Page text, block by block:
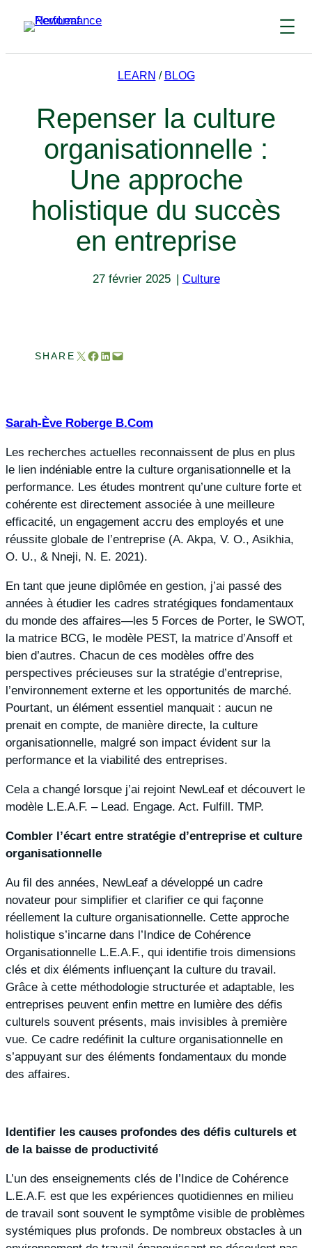
LEARN / BLOG
Repenser la culture
organisationnelle :
Une approche
holistique du succès
en entreprise
27 février 2025 Culture
SHARE Envoyer cette page par e-mailPartager sur Facebook
Partager sur LinkedIn
Envoyer cette page par e-mail
Sarah-Ève Roberge B.Com
Les recherches actuelles reconnaissent de plus en plus
le lien indéniable entre la culture organisationnelle et la
performance. Les études montrent qu’une culture forte et
cohérente est directement associée à une meilleure
efficacité, un engagement accru des employés et une
réussite globale de l’entreprise (A. Akpa, V. O., Asikhia,
O. U., & Nneji, N. E. 2021).
En tant que jeune diplômée en gestion, j’ai passé des
années à étudier les cadres stratégiques fondamentaux
du monde des affaires—les 5 Forces de Porter, le SWOT,
la matrice BCG, le modèle PEST, la matrice d’Ansoff et
bien d’autres. Chacun de ces modèles offre des
perspectives précieuses sur la stratégie d’entreprise,
l’environnement externe et les opportunités de marché.
Pourtant, un élément essentiel manquait : aucun ne
prenait en compte, de manière directe, la culture
organisationnelle, malgré son impact évident sur la
performance et la viabilité des entreprises.
Cela a changé lorsque j’ai rejoint NewLeaf et découvert le
modèle L.E.A.F. – Lead. Engage. Act. Fulfill. TMP.
Combler l’écart entre stratégie d’entreprise et culture
organisationnelle
Au fil des années, NewLeaf a développé un cadre
novateur pour simplifier et clarifier ce qui façonne
réellement la culture organisationnelle. Cette approche
holistique s’incarne dans l’Indice de Cohérence
Organisationnelle L.E.A.F., qui identifie trois dimensions
clés et dix éléments influençant la culture du travail.
Grâce à cette méthodologie structurée et adaptable, les
entreprises peuvent enfin mettre en lumière des défis
culturels souvent présents, mais invisibles à première
vue. Ce cadre redéfinit la culture organisationnelle en
s’appuyant sur des éléments fondamentaux du monde
des affaires.
Identifier les causes profondes des défis culturels et
de la baisse de productivité
L’un des enseignements clés de l’Indice de Cohérence
L.E.A.F. est que les expériences quotidiennes en milieu
de travail sont souvent le symptôme visible de problèmes
systémiques plus profonds. De nombreux obstacles à un